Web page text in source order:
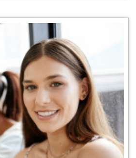
Przejdź do praktyki
Pobierz pdf [PDF,